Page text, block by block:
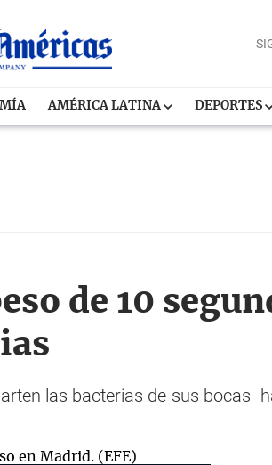
AMÉRICA LATINA DEPORTES
de 10
las bacterias de sus bocas -